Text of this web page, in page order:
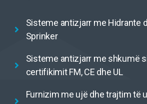
Sisteme antizjarr me Hidrante
Sprinker
Sisteme antizjarr me shkumë
certifikimit FM, CE dhe UL
Furnizim me ujë dhe trajtim të